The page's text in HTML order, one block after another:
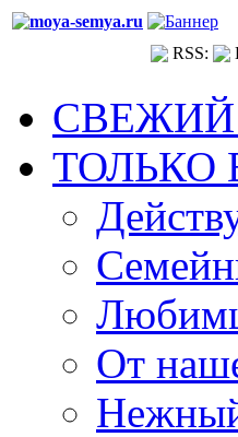
RSS:
ТОЛЬКО
От